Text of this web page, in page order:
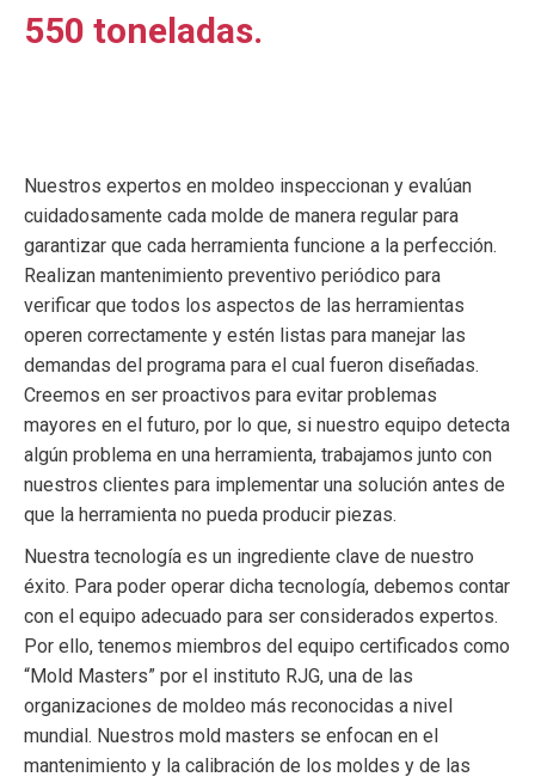
550 toneladas.
Nuestros expertos en moldeo inspeccionan y evalúan
cuidadosamente cada molde de manera regular para
garantizar que cada herramienta funcione a la perfección.
Realizan mantenimiento preventivo periódico para
verificar que todos los aspectos de las herramientas
operen correctamente y estén listas para manejar las
demandas del programa para el cual fueron diseñadas.
Creemos en ser proactivos para evitar problemas
mayores en el futuro, por lo que, si nuestro equipo detecta
algún problema en una herramienta, trabajamos junto con
nuestros clientes para implementar una solución antes de
que la herramienta no pueda producir piezas.
Nuestra tecnología es un ingrediente clave de nuestro
éxito. Para poder operar dicha tecnología, debemos contar
con el equipo adecuado para ser considerados expertos.
Por ello, tenemos miembros del equipo certificados como
“Mold Masters” por el instituto RJG, una de las
organizaciones de moldeo más reconocidas a nivel
mundial. Nuestros mold masters se enfocan en el
mantenimiento y la calibración de los moldes y de las